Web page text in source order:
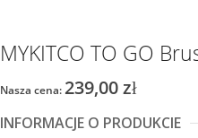
MYKITCO TO GO
Nasza cena: 239,00 zł
INFORMACJE O PRODUKCIE